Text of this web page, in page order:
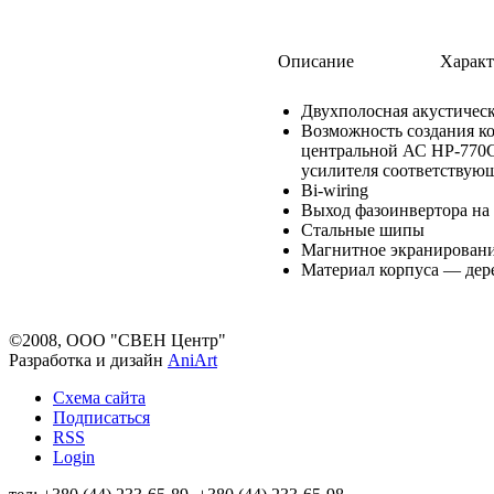
Описание
Двухполосная
Возможность создания
центральной АС HP-
усилителя
Bi-wiring
Выход фазоинвертора на
Стальные шипы
Магнитное
Материал корпуса —
©2008, ООО "СВЕН Центр"
Разработка и дизайн AniArt
Схема сайта
Подписаться
RSS
Login